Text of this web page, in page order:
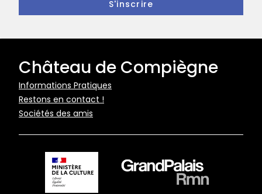
Château de Compiègne
Pied
de
page
Informations Pratiques
Restons en contact !
Sociétés des amis